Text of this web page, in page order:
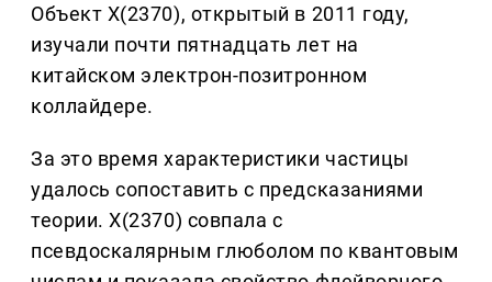
Объект X(2370), открытый в 2011 году,
изучали почти пятнадцать лет на
китайском электрон-позитронном
коллайдере.
За это время характеристики частицы
удалось сопоставить с предсказаниями
теории. X(2370) совпала с
псевдоскалярным глюболом по квантовым